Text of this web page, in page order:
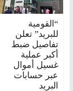
“القومية
للبريد” تعلن
تفاصيل ضبط
أكبر عملية
غسيل أموال
عبر حسابات
البريد